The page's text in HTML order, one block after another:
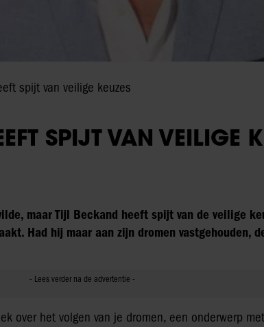
spijt van veilige keuzes
SPIJT VAN VEILIGE
maar Tijl Beckand heeft spijt van de veilige
Had hij maar aan zijn dromen vastgehouden,
over het volgen van je dromen, een onderwerp